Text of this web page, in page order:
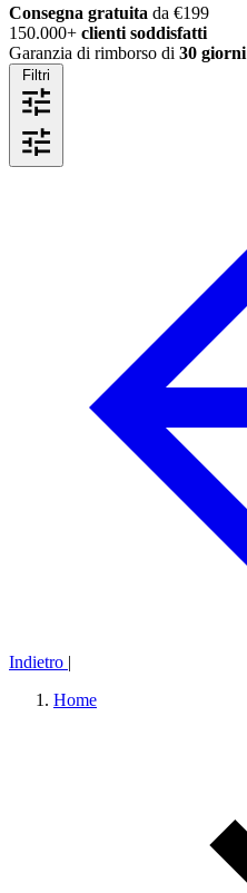
Consegna gratuita da €199
150.000+ clienti soddisfatti
Garanzia di rimborso di 30 giorni
Filtri
Indietro |
Home